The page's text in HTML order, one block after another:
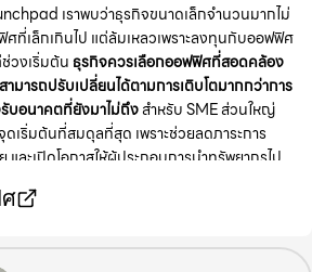
เราพบว่าธุรกิจขนาดเล็กจำนวนมากไม่
ศที่เล็กเกินไป แต่ล้มเหลวเพราะลงทุนกับออฟฟิศ
วงเริ่มต้นธุรกิจควรเลือกออฟฟิศที่สอดคล้อง
มารถปรับเปลี่ยนได้ตามการเติบโตมากกว่าการ
บอนาคตที่ยังมาไม่ถึงสำหรับ SME ส่วนใหญ่
เริ่มต้นที่สมดุลที่สุด เพราะช่วยลดภาระการ
ละเปิดโอกาสให้ผู้ประกอบการนำทรัพยากรไป